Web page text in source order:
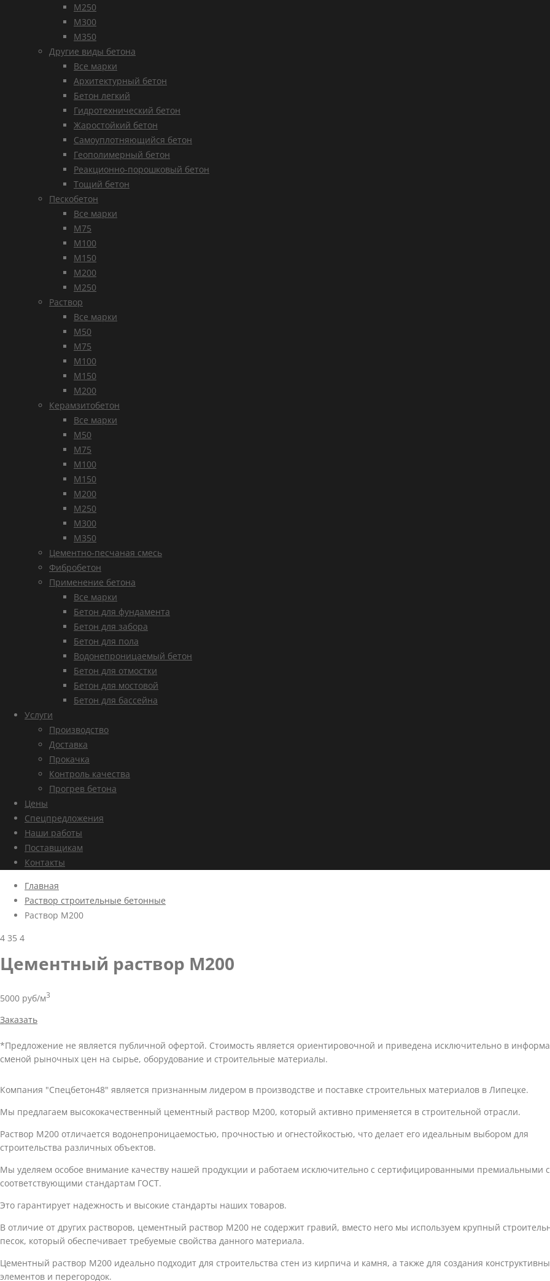
М250
М300
М350
Другие виды бетона
Все марки
Архитектурный бетон
Бетон легкий
Гидротехнический бетон
Жаростойкий бетон
Самоуплотняющийся бетон
Геополимерный бетон
Реакционно-порошковый бетон
Тощий бетон
Пескобетон
Все марки
М75
М100
М150
М200
М250
Раствор
Все марки
М50
М75
М100
М150
М200
Керамзитобетон
Все марки
М50
М75
М100
М150
М200
М250
М300
М350
Цементно-песчаная смесь
Фибробетон
Применение бетона
Все марки
Бетон для фундамента
Бетон для забора
Бетон для пола
Водонепроницаемый бетон
Бетон для отмостки
Бетон для мостовой
Бетон для бассейна
Услуги
Производство
Доставка
Прокачка
Контроль качества
Прогрев бетона
Цены
Спецпредложения
Наши работы
Поставщикам
Контакты
Главная
Раствор строительные бетонные
Раствор М200
4 35 4
Цементный раствор М200
5000 руб/м3
Заказать
*Предложение не является публичной офертой. Стоимость является ориентировочной и приведена исключительно в
сменой рыночных цен на сырье, оборудование и строительные материалы.
Компания "Спецбетон48" является признанным лидером в производстве и поставке строительных материалов в Липецке.
Мы предлагаем высококачественный цементный раствор М200, который активно применяется в строительной отрасли.
Раствор М200 отличается водонепроницаемостью, прочностью и огнестойкостью, что делает его идеальным выбором для
строительства различных объектов.
Мы уделяем особое внимание качеству нашей продукции и работаем исключительно с сертифицированными премиальными
соответствующими стандартам ГОСТ.
Это гарантирует надежность и высокие стандарты наших товаров.
В отличие от других растворов, цементный раствор М200 не содержит гравий, вместо него мы используем крупный
песок, который обеспечивает требуемые свойства данного материала.
Цементный раствор М200 идеально подходит для строительства стен из кирпича и камня, а также для создания
элементов и перегородок.